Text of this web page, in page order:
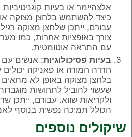
אלצהיימר או בעיות
כיצד להשתמש בלחצן מצוקה
עבורם, ייתכן שלחצן מצוקה
צורך באופציות אחרות, כמו
עם התראה אוטומטית.
בעיות פסיכולוגיות: אנשים עם
חרדה חמורה או פאניקה
בלחצן מצוקה באופן לא
שעשוי להוביל לתחושות
ולקריאות שווא. עבורם, ייתכן
הכולל תמיכה נפשית בנוסף
שיקולים נוספים